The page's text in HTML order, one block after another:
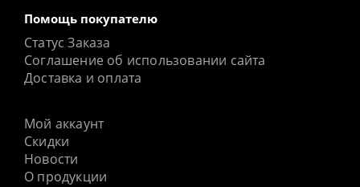
Помощь покупателю
Статус Заказа
Соглашение об использовании сайта
Доставка и оплата
Мой аккаунт
Скидки
Новости
О продукции